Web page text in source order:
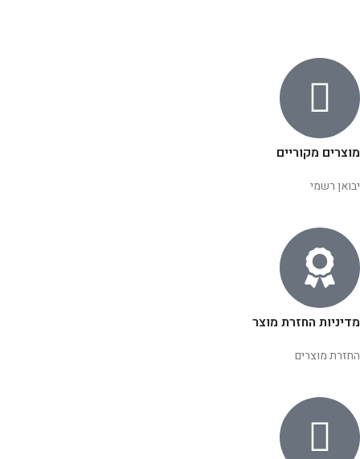
מוצרים מקוריים
יבואן רשמי
מדיניות החזרת מוצר
החזרת מוצרים